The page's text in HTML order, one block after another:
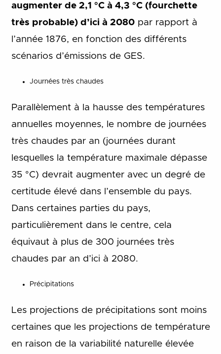
augmenter de 2,1 °C à 4,3 °C (fourchette
très probable) d’ici à 2080par rapport à
l’année 1876, en fonction des différents
scénarios d’émissions de GES.
Journées très chaudes
Parallèlement à la hausse des températures
annuelles moyennes,
le nombre de journées
très chaudes par an (journées durant
lesquelles la température maximale dépasse
35 °C) devrait augmenter avec un degré de
certitude élevé dans l’ensemble du pays.
Dans certaines parties du pays,
particulièrement dans le centre, cela
équivaut à plus de 300 journées très
chaudes par an d’ici à 2080.
Précipitations
Les projections de précipitations sont moins
certaines que les projections de température
en raison de la variabilité naturelle élevée